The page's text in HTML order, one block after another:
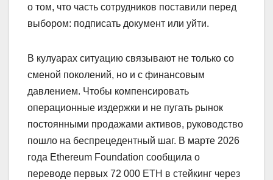
о том, что часть сотрудников поставили перед
выбором: подписать документ или уйти.
В кулуарах ситуацию связывают не только со
сменой поколений, но и с финансовым
давлением. Чтобы компенсировать
операционные издержки и не пугать рынок
постоянными продажами активов, руководство
пошло на беспрецедентный шаг. В марте 2026
года Ethereum Foundation сообщила о
переводе первых 72 000 ETH в стейкинг через